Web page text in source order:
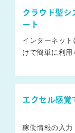
クラウド型シ
ート
インターネッ
けで簡単に利用
エクセル感覚
稼働情報の入力